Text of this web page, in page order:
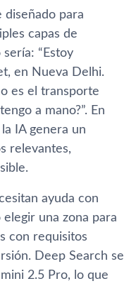
diseñado para
capas de
“Estoy
en Nueva Delhi.
es el transporte
a mano?”. En
IA genera un
relevantes,
ayuda con
elegir una zona para
con requisitos
Deep Search se
2.5 Pro, lo que